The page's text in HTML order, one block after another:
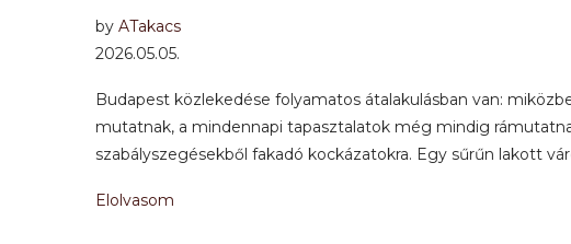
by ATakacs
2026.05.05.
Budapest közlekedése folyamatos átalakulásban van:
mutatnak, a mindennapi tapasztalatok még mindig
szabályszegésekből fakadó kockázatokra. Egy sűrűn lakott
Elolvasom